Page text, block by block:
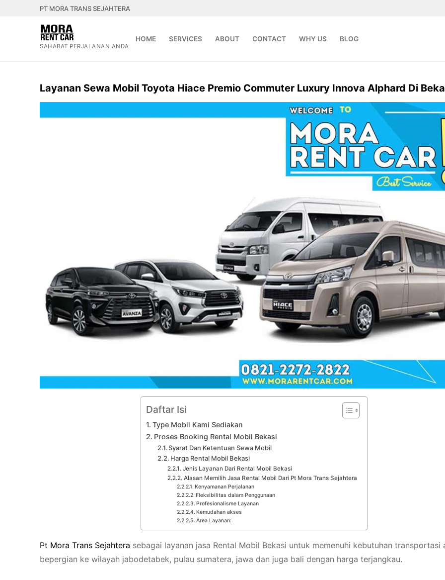
PT MORA TRANS SEJAHTERA
SAHABAT PERJALANAN ANDA
HOME SERVICES ABOUT CONTACT WHY US BLOG
Layanan Sewa Mobil Toyota Hiace Premio Commuter Luxury Innova Alphard Di
Daftar Isi
Type Mobil Kami Sediakan
Proses Booking Rental Mobil Bekasi
Syarat Dan Ketentuan Sewa Mobil
Harga Rental Mobil Bekasi
Jenis Layanan Dari Rental Mobil Bekasi
Alasan Memilih Jasa Rental Mobil Dari Pt Mora Trans Sejahtera
Kenyamanan Perjalanan
Fleksibilitas dalam Penggunaan
Profesionalisme Layanan
Kemudahan akses
Area Layanan:
Pt Mora Trans Sejahtera sebagai layanan jasa Rental Mobil Bekasi untuk memenuhi kebutuhan transportasi
bepergian ke wilayah jabodetabek, pulau sumatera, jawa dan juga bali dengan harga terjangkau.